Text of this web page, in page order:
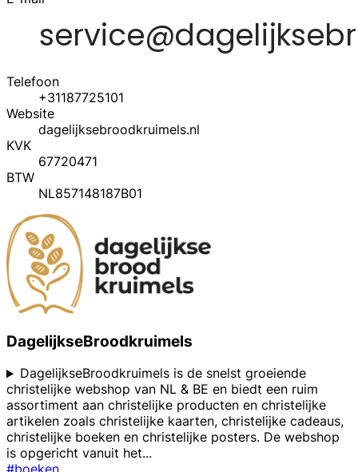
Telefoon
+31187725101
Website
dagelijksebroodkruimels.nl
KVK
67720471
BTW
NL857148187B01
DagelijkseBroodkruimels
DagelijkseBroodkruimels is de snelst groeiende
christelijke webshop van NL & BE en biedt een ruim
assortiment aan christelijke producten en christelijke
artikelen zoals christelijke kaarten, christelijke cadeaus,
christelijke boeken en christelijke posters. De webshop
is opgericht vanuit het...